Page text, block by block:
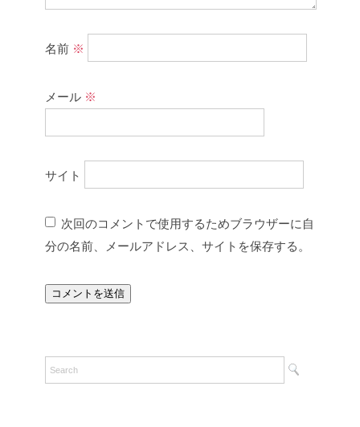
名前 ※
メール ※
サイト
次回のコメントで使用するためブラウザーに自
分の名前、メールアドレス、サイトを保存する。